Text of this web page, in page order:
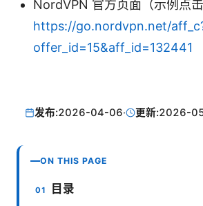
NordVPN 官方页面（示例点
https://go.nordvpn.net/
offer_id=15&aff_id=132441
发布:2026-04-06· 更新:2026-
ON THIS PAGE
目录